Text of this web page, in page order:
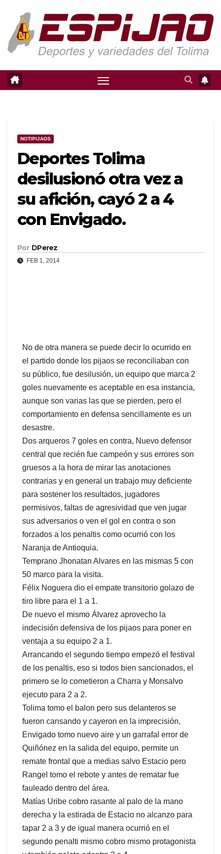
contenido
NOTIPIJAOS
Deportes Tolima
desilusionó otra vez a
su afición, cayó 2 a 4
con Envigado.
Por DPerez
FEB 1, 2014
No de otra manera se puede decir lo ocurrido en
el partido donde los pijaos se reconciliaban con
su público, fue desilusión, un equipo que marca 2
goles nuevamente es aceptable en esa instancia,
aunque son varias las que se pierden, pero el
comportamiento en defensa sencillamente es un
desastre.
Dos arqueros 7 goles en contra, Nuevo defensor
central que recién fue campeón y sus errores son
gruesos a la hora de mirar las anotaciones
contrarias y en general un trabajo muy deficiente
para sostener los resultados, jugadores
permisivos, faltas de agresividad que ven jugar
sus adversarios o ven el gol en contra o son
forzados a los penaltis como ocurrió con los
Naranja de Antioquia.
Temprano Jhonatan Alvares en las mismas 5 con
50 marco para la visita.
Félix Noguera dio el empate transitorio golazo de
tiro libre para el 1 a 1.
De nuevo el mismo Álvarez aprovecho la
indecisión defensiva de los pijaos para poner en
ventaja a su equipo 2 a 1.
Arrancando el segundo tiempo empezó el festival
de los penaltis, eso si todos bien sancionados, el
primero se lo cometieron a Charra y Monsalvo
ejecuto para 2 a 2.
Tolima tomo el balon pero sus delanteros se
fueron cansando y cayeron en la imprecisión,
Envigado tomo nuevo aire y un garrafal error de
Quiñónez en la salida del equipo, permite un
remate frontal que a medias salvo Estacio pero
Rangel tomo el rebote y antes de rematar fue
fauleado dentro del área.
Matías Uribe cobro rasante al palo de la mano
derecha y la estirada de Estacio no alcanzo para
tapar 2 a 3 y de igual manera ocurrió en el
segundo penalti mismo cobro mismo protagonista